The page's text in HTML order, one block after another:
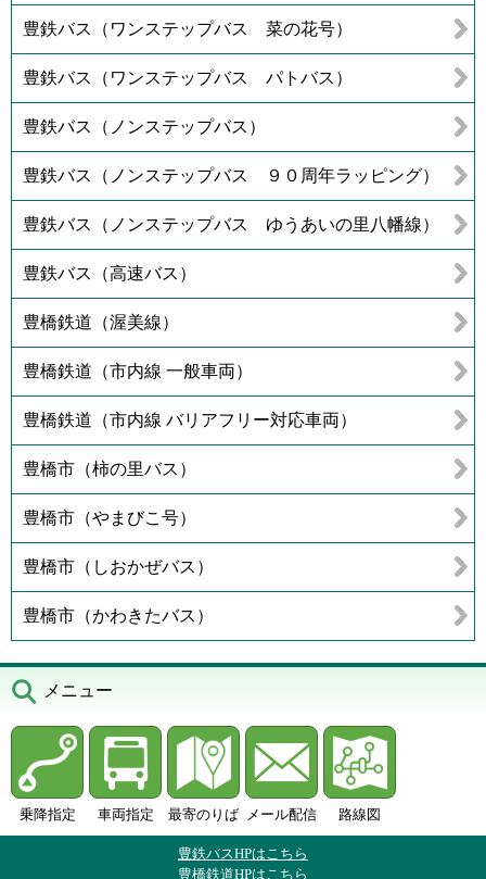
豊鉄バス（ワンステップバス 菜の花号）
豊鉄バス（ワンステップバス パトバス）
豊鉄バス（ノンステップバス）
豊鉄バス（ノンステップバス ９０周年ラッピング）
豊鉄バス（ノンステップバス ゆうあいの里八幡線）
豊鉄バス（高速バス）
豊橋鉄道（渥美線）
豊橋鉄道（市内線 一般車両）
豊橋鉄道（市内線 バリアフリー対応車両）
豊橋市（柿の里バス）
豊橋市（やまびこ号）
豊橋市（しおかぜバス）
豊橋市（かわきたバス）
メニュー
乗降指定 車両指定 最寄のりば メール配信 路線図
豊鉄バスHPはこちら
豊橋鉄道HPはこちら